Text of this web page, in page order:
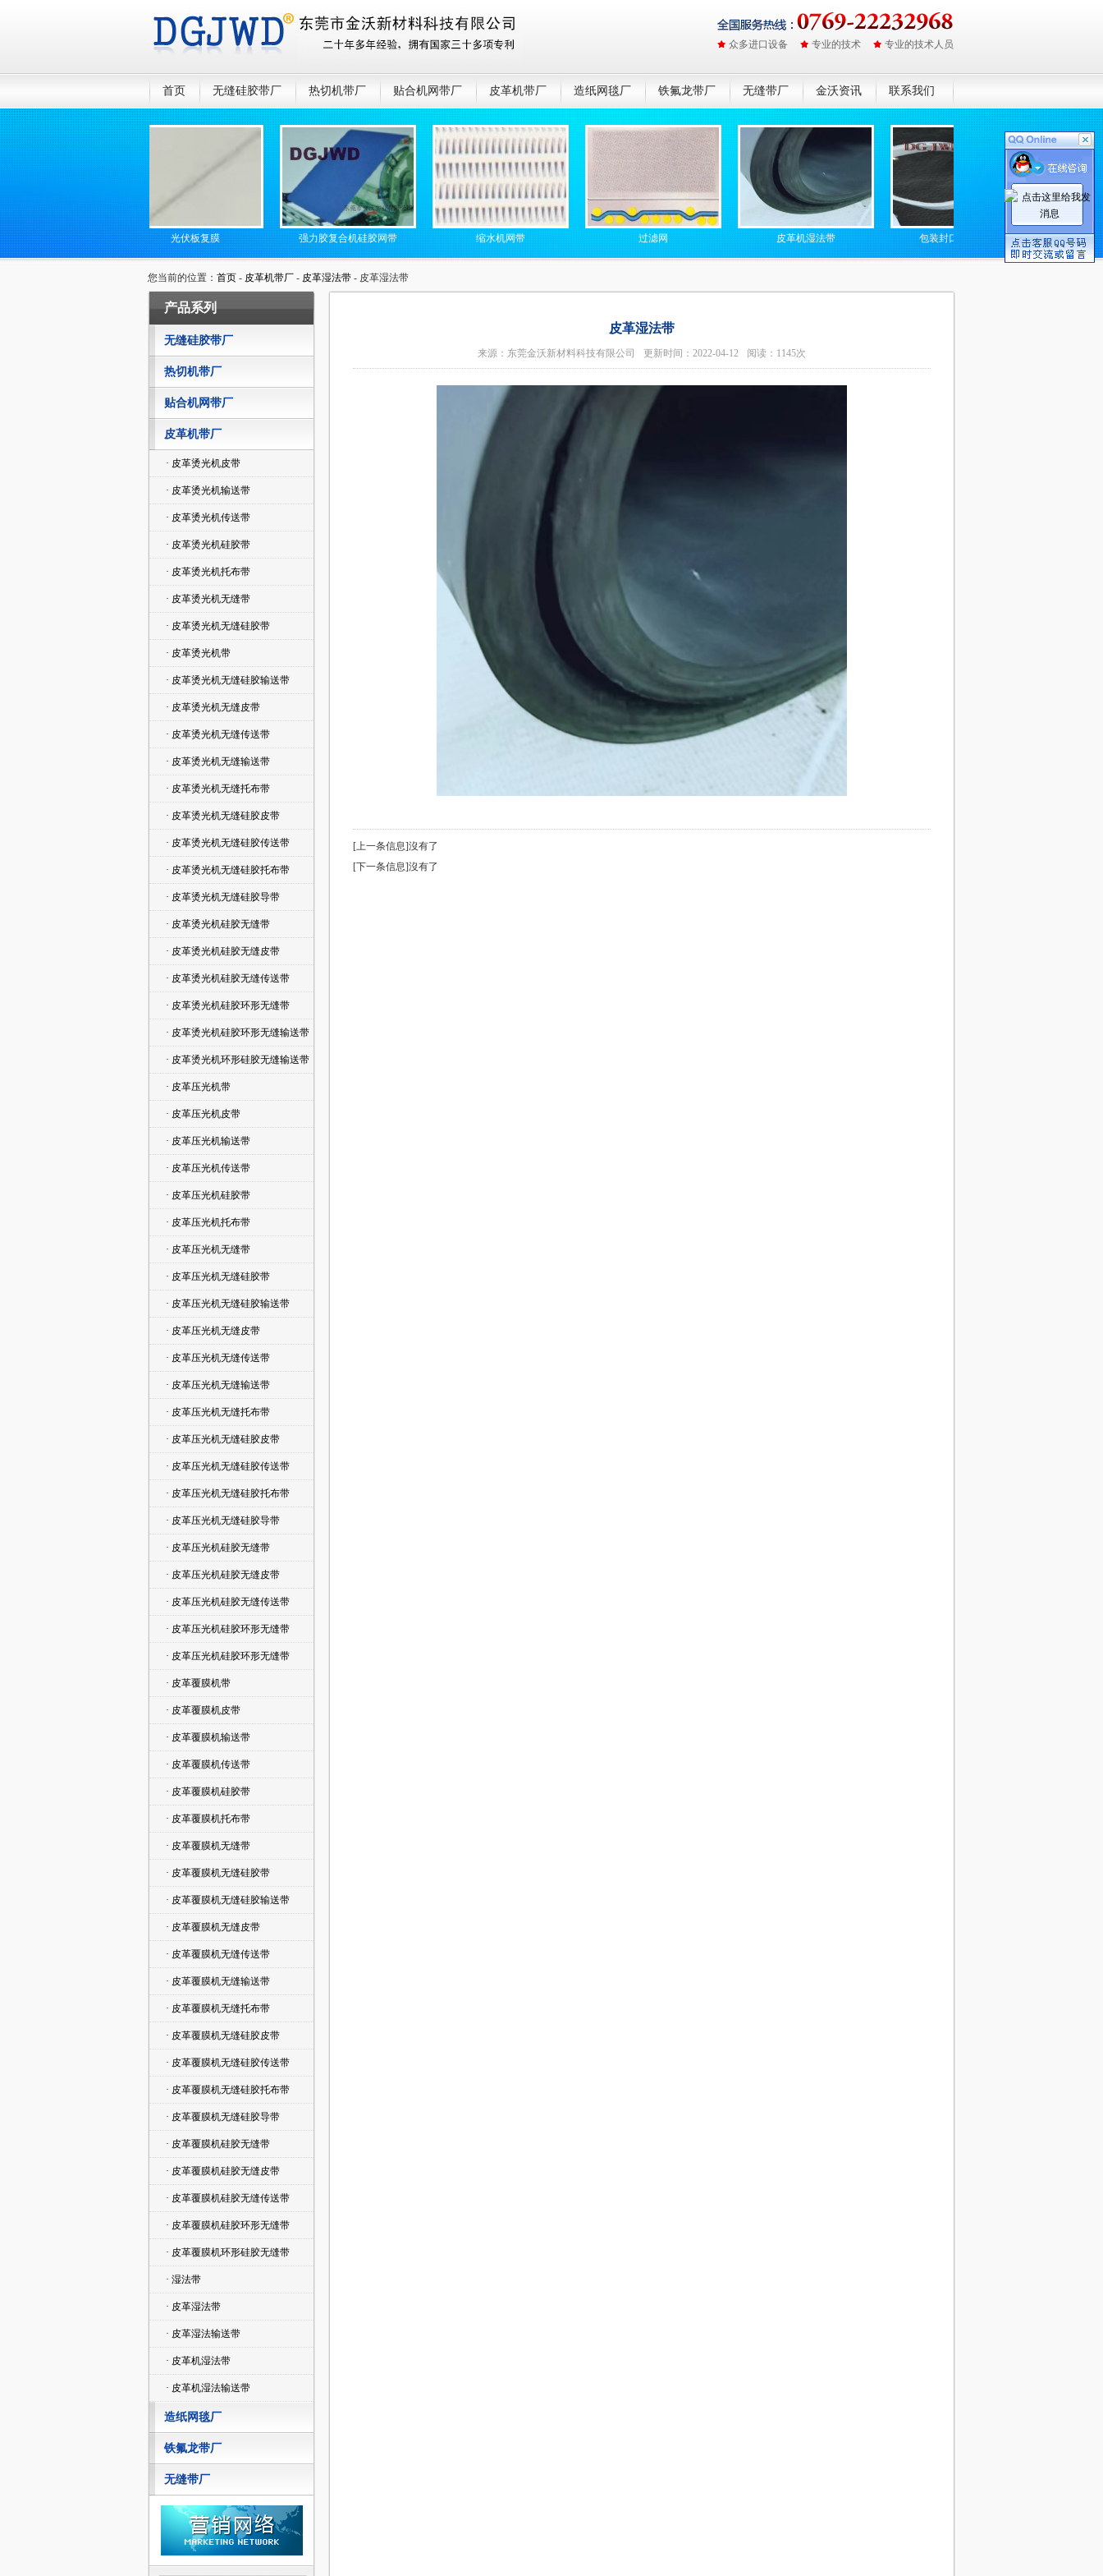
众多进口设备 专业的技术 专业的技术人员
首页 无缝硅胶带厂 热切机带厂 贴合机网带厂 皮革机带厂 造纸网毯厂 铁氟龙带厂 无缝带厂 金沃资讯 联系我们
缝高温传送带 光伏板复膜 强力胶复合机硅胶网带 缩水机网带 过滤网 皮革机湿法带 包装封口机硅胶带 防静电无缝高
您当前的位置： 首页 - 皮革机带厂 - 皮革湿法带 - 皮革湿法带
产品系列
无缝硅胶带厂
热切机带厂
贴合机网带厂
皮革机带厂
· 皮革烫光机皮带
· 皮革烫光机输送带
· 皮革烫光机传送带
· 皮革烫光机硅胶带
· 皮革烫光机托布带
· 皮革烫光机无缝带
· 皮革烫光机无缝硅胶带
· 皮革烫光机带
· 皮革烫光机无缝硅胶输送带
· 皮革烫光机无缝皮带
· 皮革烫光机无缝传送带
· 皮革烫光机无缝输送带
· 皮革烫光机无缝托布带
· 皮革烫光机无缝硅胶皮带
· 皮革烫光机无缝硅胶传送带
· 皮革烫光机无缝硅胶托布带
· 皮革烫光机无缝硅胶导带
· 皮革烫光机硅胶无缝带
· 皮革烫光机硅胶无缝皮带
· 皮革烫光机硅胶无缝传送带
· 皮革烫光机硅胶环形无缝带
· 皮革烫光机硅胶环形无缝输送带
· 皮革烫光机环形硅胶无缝输送带
· 皮革压光机带
· 皮革压光机皮带
· 皮革压光机输送带
· 皮革压光机传送带
· 皮革压光机硅胶带
· 皮革压光机托布带
· 皮革压光机无缝带
· 皮革压光机无缝硅胶带
· 皮革压光机无缝硅胶输送带
· 皮革压光机无缝皮带
· 皮革压光机无缝传送带
· 皮革压光机无缝输送带
· 皮革压光机无缝托布带
· 皮革压光机无缝硅胶皮带
· 皮革压光机无缝硅胶传送带
· 皮革压光机无缝硅胶托布带
· 皮革压光机无缝硅胶导带
· 皮革压光机硅胶无缝带
· 皮革压光机硅胶无缝皮带
· 皮革压光机硅胶无缝传送带
· 皮革压光机硅胶环形无缝带
· 皮革压光机硅胶环形无缝带
· 皮革覆膜机带
· 皮革覆膜机皮带
· 皮革覆膜机输送带
· 皮革覆膜机传送带
· 皮革覆膜机硅胶带
· 皮革覆膜机托布带
· 皮革覆膜机无缝带
· 皮革覆膜机无缝硅胶带
· 皮革覆膜机无缝硅胶输送带
· 皮革覆膜机无缝皮带
· 皮革覆膜机无缝传送带
· 皮革覆膜机无缝输送带
· 皮革覆膜机无缝托布带
· 皮革覆膜机无缝硅胶皮带
· 皮革覆膜机无缝硅胶传送带
· 皮革覆膜机无缝硅胶托布带
· 皮革覆膜机无缝硅胶导带
· 皮革覆膜机硅胶无缝带
· 皮革覆膜机硅胶无缝皮带
· 皮革覆膜机硅胶无缝传送带
· 皮革覆膜机硅胶环形无缝带
· 皮革覆膜机环形硅胶无缝带
· 湿法带
· 皮革湿法带
· 皮革湿法输送带
· 皮革机湿法带
· 皮革机湿法输送带
造纸网毯厂
铁氟龙带厂
无缝带厂
皮革湿法带
来源：东莞金沃新材料科技有限公司 更新时间：2022-04-12 阅读：1145次
[上一条信息]沒有了
[下一条信息]沒有了